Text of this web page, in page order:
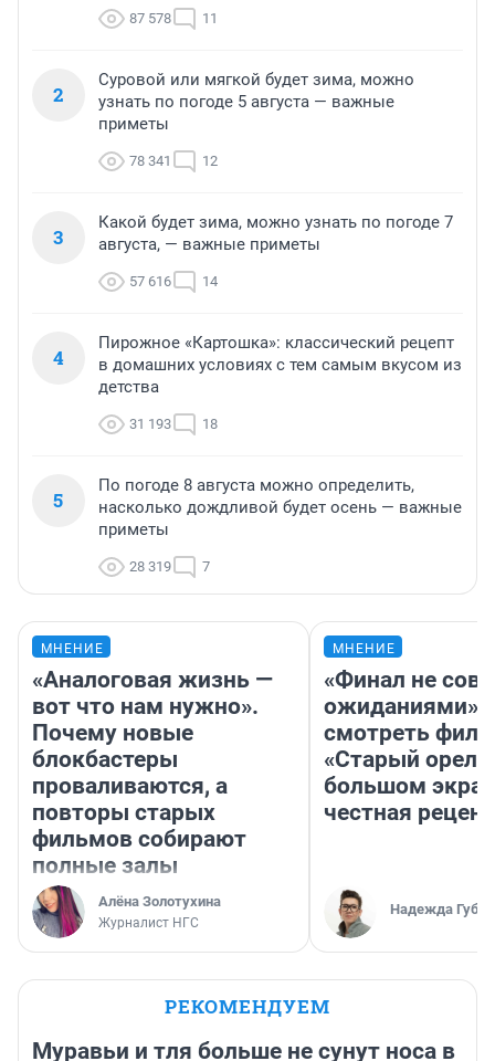
87 578 11
2
Суровой или мягкой будет зима, можно
узнать по погоде 5 августа — важные
приметы
78 341 12
3
Какой будет зима, можно узнать по погоде 7
августа, — важные приметы
57 616 14
4
Пирожное «Картошка»: классический рецепт
в домашних условиях с тем самым вкусом из
детства
31 193 18
5
По погоде 8 августа можно определить,
насколько дождливой будет осень — важные
приметы
28 319 7
МНЕНИЕ
«Аналоговая жизнь —
вот что нам нужно».
Почему новые
блокбастеры
проваливаются, а
повторы старых
фильмов собирают
полные залы
Алёна Золотухина
Журналист НГС
МНЕНИЕ
«Финал не
ожиданиями»:
смотреть
«Старый орел»
большом
честная
Надежда
РЕКОМЕНДУЕМ
Муравьи и тля больше не сунут носа в